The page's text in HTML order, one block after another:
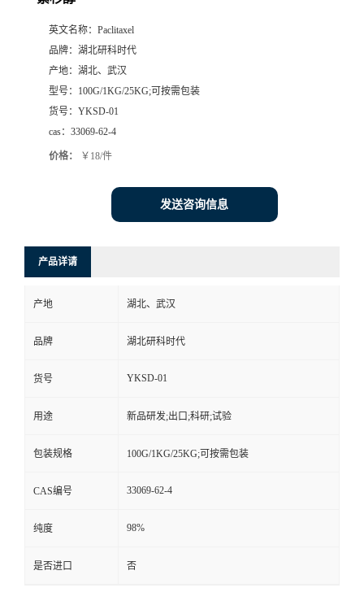
英文名称： Paclitaxel
品牌： 湖北研科时代
产地： 湖北、武汉
型号： 100G/1KG/25KG;可按需包装
货号： YKSD-01
cas： 33069-62-4
价格： ￥18/件
发送咨询信息
产品详请
产地 湖北、武汉
品牌 湖北研科时代
货号 YKSD-01
用途 新品研发;出口;科研;试验
包装规格 100G/1KG/25KG;可按需包装
CAS编号 33069-62-4
纯度 98%
是否进口 否